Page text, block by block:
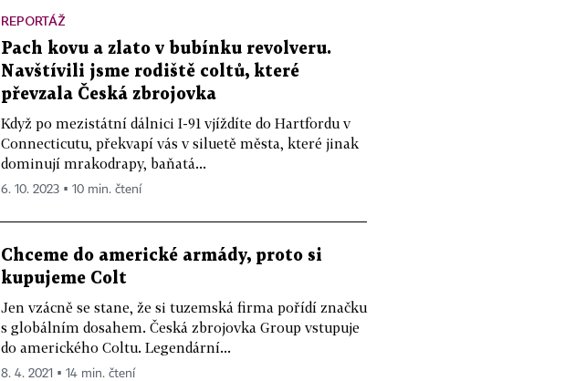
REPORTÁŽ
Pach kovu a zlato v bubínku revolveru.
Navštívili jsme rodiště coltů, které
převzala Česká zbrojovka
Když po mezistátní dálnici I-91 vjíždíte do Hartfordu v
Connecticutu, překvapí vás v siluetě města, které jinak
dominují mrakodrapy, baňatá...
6. 10. 2023 ▪ 10 min. čtení
Chceme do americké armády, proto si
kupujeme Colt
Jen vzácně se stane, že si tuzemská firma pořídí značku
s globálním dosahem. Česká zbrojovka Group vstupuje
do amerického Coltu. Legendární...
8. 4. 2021 ▪ 14 min. čtení